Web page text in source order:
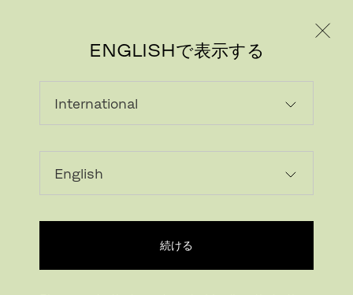
ENGLISHで表示する
続ける